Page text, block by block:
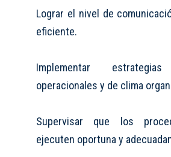
Lograr el nivel de
eficiente.
Implementar
operacionales y de clima
Supervisar que los
ejecuten oportuna y